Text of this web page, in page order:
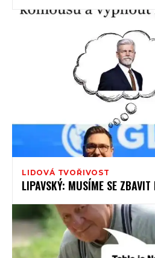
LIDOVÁ TVOŘIVOST
LIPAVSKÝ: MUSÍME SE